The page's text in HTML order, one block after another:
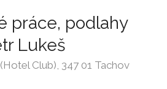
práce, podlahy
Lukeš
Club), 347 01 Tachov